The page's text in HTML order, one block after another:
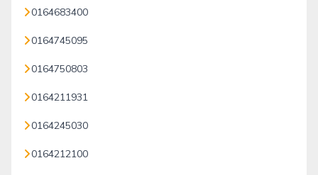
0164683400
0164745095
0164750803
0164211931
0164245030
0164212100